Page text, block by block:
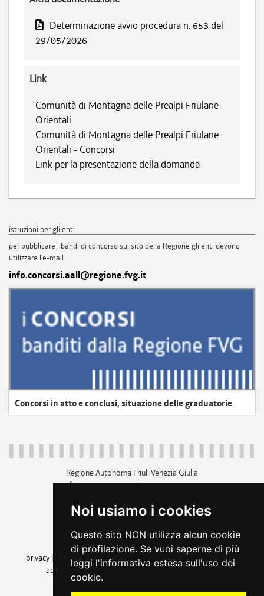
Noi usiamo i cookies
Questo sito NON utilizza alcun cookie
di profilazione. Se vuoi saperne di più
leggi l'informativa estesa sull'uso dei
cookie.
Determinazione avvio procedura n. 653 del
29/05/2026
Link
Comunità di Montagna delle Prealpi Friulane
Orientali
Comunità di Montagna delle Prealpi Friulane
Orientali - Concorsi
Link per la presentazione della domanda
istruzioni per gli enti
per pubblicare i bandi di concorso sul sito della Regione gli enti devono
utilizzare l'e-mail
info.concorsi.aall@regione.fvg.it
Concorsi in atto e conclusi, situazione delle graduatorie
Regione Autonoma Friuli Venezia Giulia
c.f. 80014930327; p.iva 00526040324
+39 040 3771111
amministrazione trasparente
privacy
cookie |note legali accessibilità
dichiarazione di
accessibilità| feedback
cambio preferenze cookie